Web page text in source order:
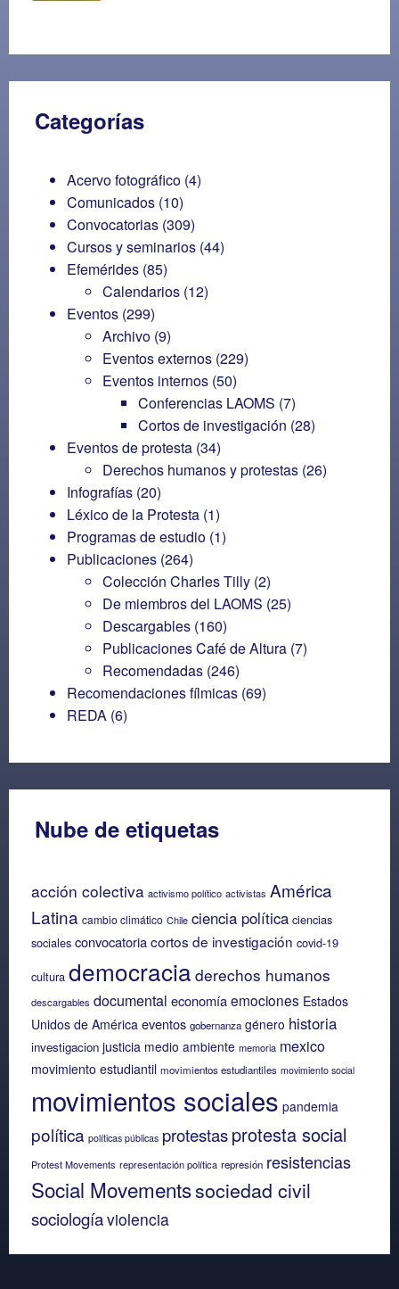
Categorías
Acervo fotográfico (4)
Comunicados (10)
Convocatorias (309)
Cursos y seminarios (44)
Efemérides (85)
Calendarios (12)
Eventos (299)
Archivo (9)
Eventos externos (229)
Eventos internos (50)
Conferencias LAOMS (7)
Cortos de investigación (28)
Eventos de protesta (34)
Derechos humanos y protestas (26)
Infografías (20)
Léxico de la Protesta (1)
Programas de estudio (1)
Publicaciones (264)
Colección Charles Tilly (2)
De miembros del LAOMS (25)
Descargables (160)
Publicaciones Café de Altura (7)
Recomendadas (246)
Recomendaciones fílmicas (69)
REDA (6)
Nube de etiquetas
acción colectiva activismo político activistas América
Latina cambio climático Chile ciencia política ciencias
sociales convocatoriacortos de investigación covid-19
cultura democracia derechos humanos
descargables documental economíaemociones Estados
Unidos de América eventos gobernanza género historia
investigacion justicia medio ambiente memoria mexico
movimiento estudiantil movimientos estudiantiles movimiento social
movimientos sociales pandemia
política políticas públicas protestasprotesta social
Protest Movements representación política represión resistencias
Social Movementssociedad civil
sociologíaviolencia